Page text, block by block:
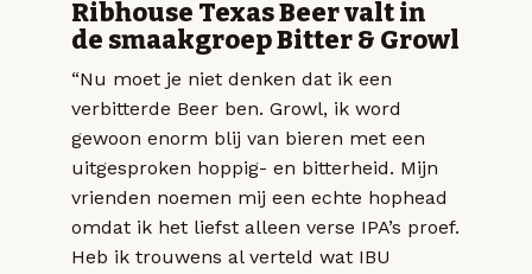
Ribhouse Texas Beer valt in
de smaakgroep Bitter & Growl
“Nu moet je niet denken dat ik een
verbitterde Beer ben. Growl, ik word
gewoon enorm blij van bieren met een
uitgesproken hoppig- en bitterheid. Mijn
vrienden noemen mij een echte hophead
omdat ik het liefst alleen verse IPA’s proef.
Heb ik trouwens al verteld wat IBU